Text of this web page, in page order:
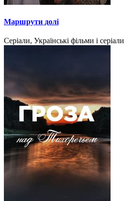
Маршрути долі
Серіали, Українські фільми і серіали